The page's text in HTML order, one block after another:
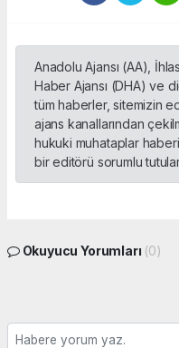
Anadolu Ajansı (AA),
Haber Ajansı (DHA) ve
tüm haberler, sitemizin
ajans kanallarından
hukuki muhataplar
bir editörü sorumlu
Okuyucu Yorumları (0)